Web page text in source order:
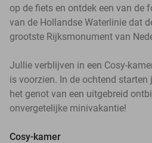
op de fiets en ontdek een van de
van de Hollandse Waterlinie dat
grootste Rijksmonument van
Jullie verblijven in een Cosy-
is voorzien. In de ochtend
het genot van een uitgebreid
onvergetelijke minivakantie!
Cosy-kamer